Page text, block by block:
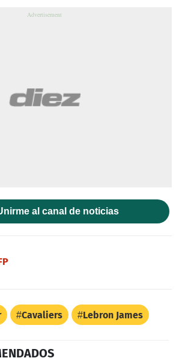
al canal de noticias
Cavaliers Lebron James